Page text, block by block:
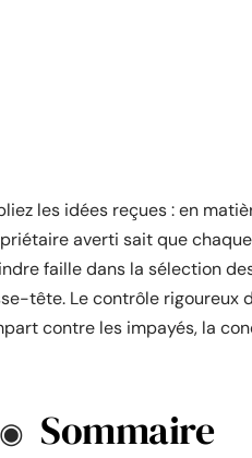
les idées reçues : en
averti sait que chaque
faille dans la sélection
tête. Le contrôle rigoureux
contre les impayés, la
Sommaire